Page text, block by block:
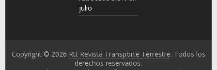
julio
Copyright © 2026 Rtt Revista Transporte Terrestre. Todos los
derechos reservados.